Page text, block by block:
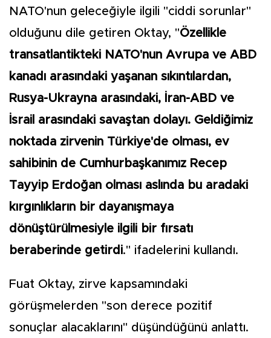
NATO'nun geleceğiyle ilgili "ciddi sorunlar"
olduğunu dile getiren Oktay, "Özellikle
transatlantikteki NATO'nun Avrupa ve ABD
kanadı arasındaki yaşanan sıkıntılardan,
Rusya-Ukrayna arasındaki, İran-ABD ve
İsrail arasındaki savaştan dolayı. Geldiğimiz
noktada zirvenin Türkiye'de olması, ev
sahibinin de Cumhurbaşkanımız Recep
Tayyip Erdoğan olması aslında bu aradaki
kırgınlıkların bir dayanışmaya
dönüştürülmesiyle ilgili bir fırsatı
beraberinde getirdi." ifadelerini kullandı.
Fuat Oktay, zirve kapsamındaki
görüşmelerden "son derece pozitif
sonuçlar alacaklarını" düşündüğünü anlattı.